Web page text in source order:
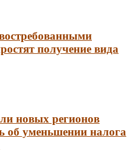
получение вида
новых регионов
об уменьшении налога